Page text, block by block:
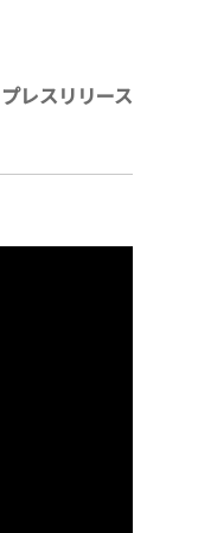
プレスリリース